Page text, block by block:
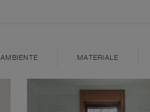
AMBIENTE MATERIALE